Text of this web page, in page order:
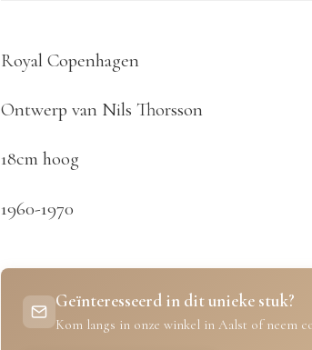
Royal Copenhagen
Ontwerp van Nils Thorsson
18cm hoog
1960-1970
Geïnteresseerd in dit unieke stuk?
Kom langs in onze winkel in Aalst of neem